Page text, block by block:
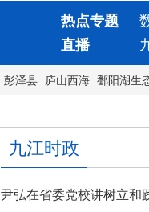
热点专题
直播
彭泽县 庐山西海 鄱阳湖生
九江时政
尹弘在省委党校讲树立和